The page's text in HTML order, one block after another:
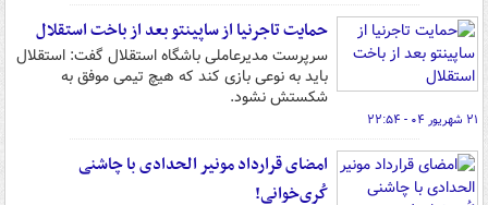
حمایت تاجرنیا از ساپینتو بعد از باخت استقلال
سرپرست مدیرعاملی باشگاه استقلال گفت: استقلال
باید به نوعی بازی کند که هیچ تیمی موفق به
شکستش نشود.
۲۱ شهریور ۰۴ - ۲۲:۵۴
امضای قرارداد مونیر الحدادی با چاشنی
کُری‌خوانی!